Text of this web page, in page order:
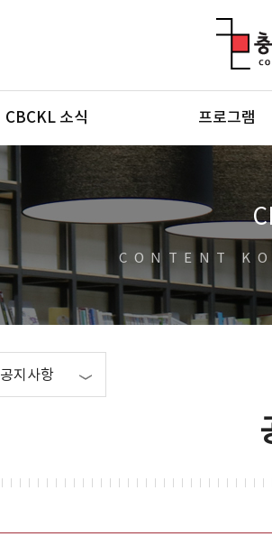
CBCKL 소식 프로그램
CONTENT
공지사항